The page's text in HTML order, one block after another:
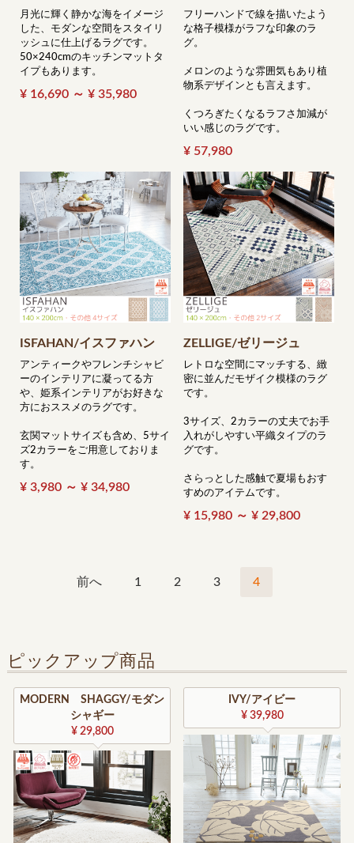
月光に輝く静かな海をイメージ
した、モダンな空間をスタイリ
ッシュに仕上げるラグです。
50×240cmのキッチンマットタ
イプもあります。
¥ 16,690 ～ ¥ 35,980
フリーハンドで線を描いたよう
な格子模様がラフな印象のラ
グ。
メロンのような雰囲気もあり植
物系デザインとも言えます。
くつろぎたくなるラフさ加減が
いい感じのラグです。
¥ 57,980
ISFAHAN/イスファハン
アンティークやフレンチシャビ
ーのインテリアに凝ってる方
や、姫系インテリアがお好きな
方におススメのラグです。
玄関マットサイズも含め、5サイ
ズ2カラーをご用意しておりま
す。
¥ 3,980 ～ ¥ 34,980
ZELLIGE/ゼリージュ
レトロな空間にマッチする、緻
密に並んだモザイク模様のラグ
です。
3サイズ、2カラーの丈夫でお手
入れがしやすい平織タイプのラ
グです。
さらっとした感触で夏場もおす
すめのアイテムです。
¥ 15,980 ～ ¥ 29,800
前へ 1 2 3 4
ピックアップ商品
MODERN SHAGGY/モダン
シャギー
¥ 29,800
IVY/アイビー
¥ 39,980